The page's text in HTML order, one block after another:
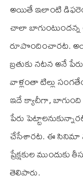
అయితే ఇలాంటి
చాలా
రూపొందించారట.
బ్రతుకు నటన అనే
వాళ్లంతా టిల్లు
ఇదే క్యాచీగా,
పేరు
చేసేశారట. ఈ సినిమా
ప్రేక్షకుల
తెలిపారు.